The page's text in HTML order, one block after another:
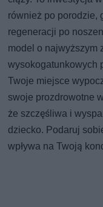
również po porodzie,
regeneracji po
model o najwyższym
wysokogatunkowych
Twoje miejsce
swoje prozdrowotne
że szczęśliwa i
dziecko. Podaruj
wpływa na Twoją